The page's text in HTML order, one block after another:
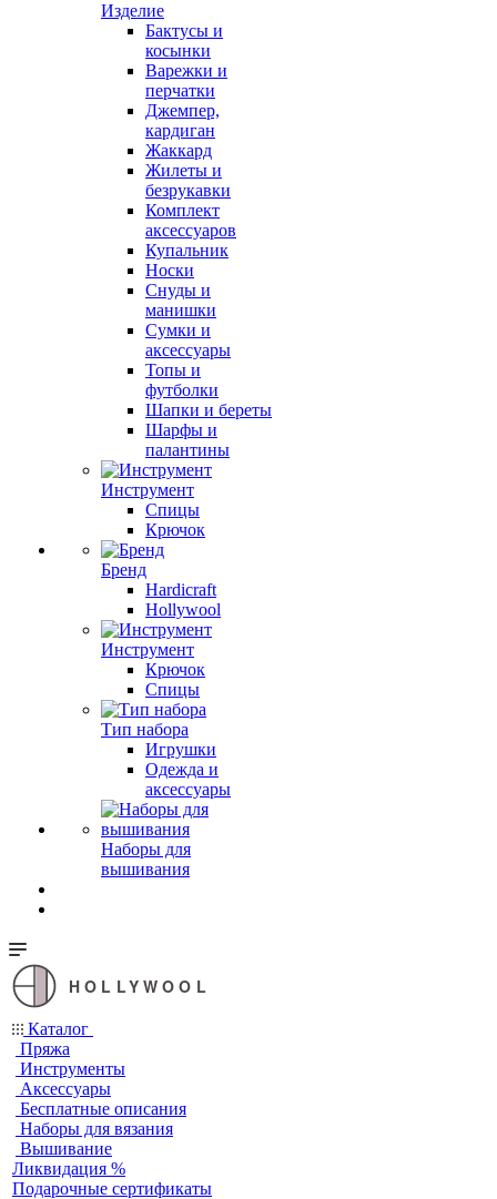
Изделие
Бактусы и
косынки
Варежки и
перчатки
Джемпер,
кардиган
Жаккард
Жилеты и
безрукавки
Комплект
аксессуаров
Купальник
Носки
Снуды и
манишки
Сумки и
аксессуары
Топы и
футболки
Шапки и береты
Шарфы и
палантины
Инструмент
Спицы
Крючок
Бренд
Hardicraft
Hollywool
Инструмент
Крючок
Спицы
Тип набора
Игрушки
Одежда и
аксессуары
Наборы для
вышивания
HOLLYWOOL
Каталог
Пряжа
Инструменты
Аксессуары
Бесплатные описания
Наборы для вязания
Вышивание
Ликвидация %
Подарочные сертификаты